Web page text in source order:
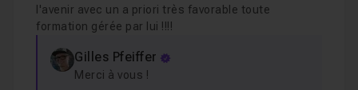
l'avenir avec un a priori très favorable toute
formation gérée par lui !!!!
Gilles Pfeiffer
Merci à vous !